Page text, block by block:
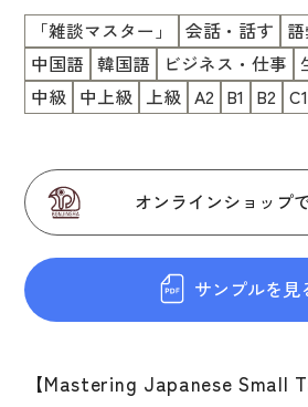
ビデオ・ＤＶＤ
コンピューター
カセットテープ・ＣＤ
絵本・子ども向け補助
図表
辞典
漢字字典（辞典）
「雑談マスター」 会話・話す
中国語 韓国語 ビジネス・仕事
中級 中上級 上級 A2 B1 B2 C1
オンラインショップ
サンプルを見
【Mastering Japanese Small